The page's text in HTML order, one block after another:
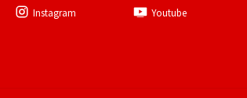
Instagram
Youtube